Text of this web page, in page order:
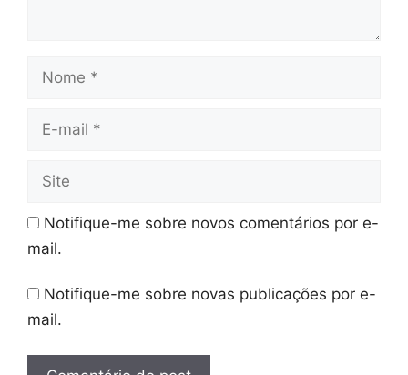
mail
Notifique-me sobre novos comentários por e-
mail.
Notifique-me sobre novas publicações por e-
mail.